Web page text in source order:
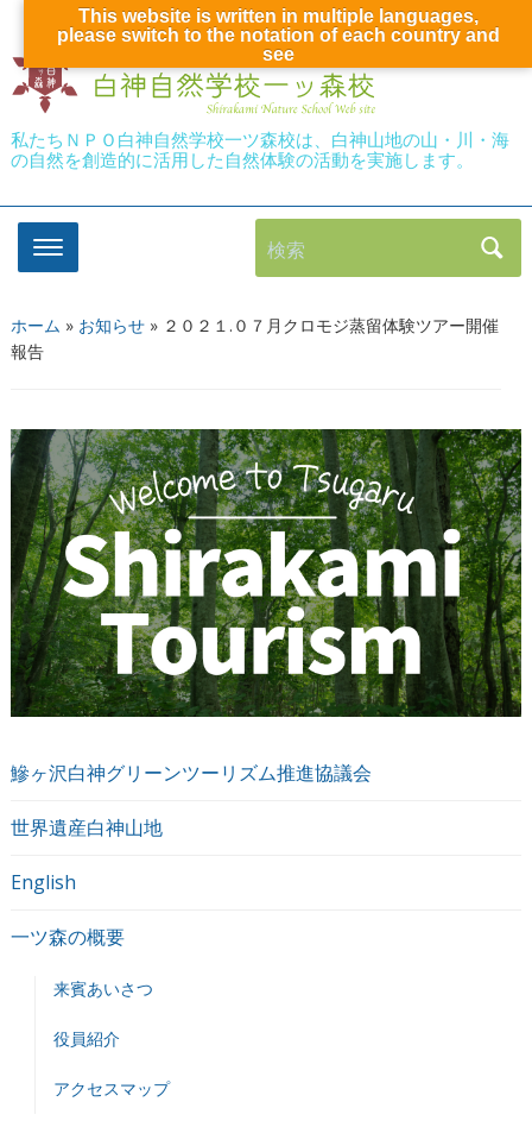
私たちＮＰＯ白神自然学校一ツ森校は、白神山地の山・川・海
の自然を創造的に活用した自然体験の活動を実施します。
検索
ホーム » お知らせ» ２０２１.０７月クロモジ蒸留体験ツアー開催
報告
鰺ヶ沢白神グリーンツーリズム推進協議会
世界遺産白神山地
English
一ツ森の概要
来賓あいさつ
役員紹介
アクセスマップ
This website is written in multiple languages,
please switch to the notation of each country and
see